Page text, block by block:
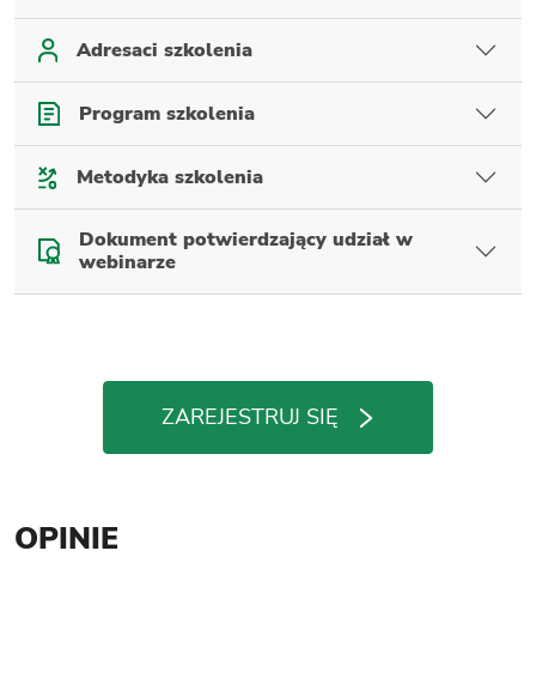
Adresaci szkolenia
Program szkolenia
Metodyka szkolenia
Dokument potwierdzający udział w
webinarze
ZAREJESTRUJ SIĘ
OPINIE